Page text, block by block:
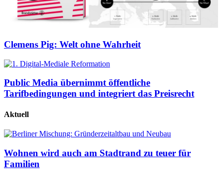
Clemens Pig: Welt ohne Wahrheit
Public Media übernimmt öffentliche
Tarifbedingungen und integriert das Preisrecht
Aktuell
Wohnen wird auch am Stadtrand zu teuer für
Familien